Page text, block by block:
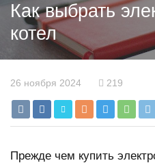
Как выбрать
котел
26 ноября 2024 219
Прежде чем купить